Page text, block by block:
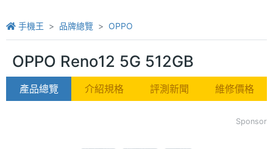
手機王 品牌總覽 OPPO
OPPO Reno12 5G 512GB
產品總覽 介紹規格 評測新聞 維修價格
Sponsor